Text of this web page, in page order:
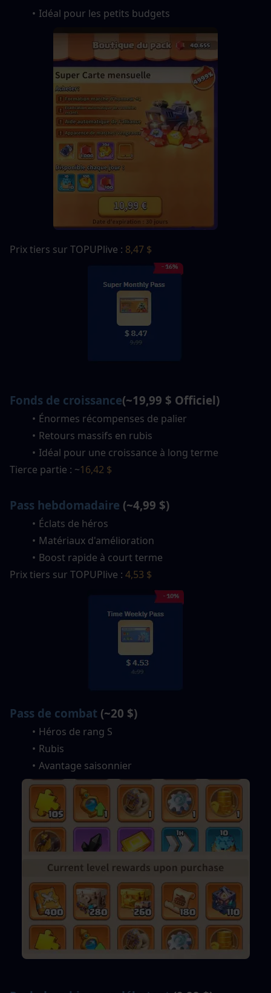
Idéal pour les petits budgets
Prix tiers sur TOPUPlive : 8,47 $
Fonds de croissance(~19,99 $ Officiel)
Énormes récompenses de palier
Retours massifs en rubis
Idéal pour une croissance à long terme
Tierce partie : ~16,42 $
Pass hebdomadaire (~4,99 $)
Éclats de héros
Matériaux d'amélioration
Boost rapide à court terme
Prix tiers sur TOPUPlive : 4,53 $
Pass de combat (~20 $)
Héros de rang S
Rubis
Avantage saisonnier